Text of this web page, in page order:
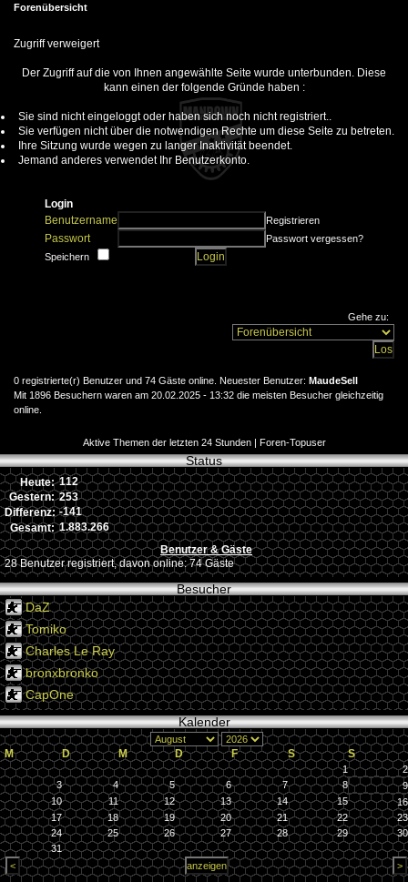
Forenübersicht
Zugriff verweigert
Der Zugriff auf die von Ihnen angewählte Seite wurde unterbunden. Diese
kann einen der folgende Gründe haben :
Sie sind nicht eingeloggt oder haben sich noch nicht registriert..
Sie verfügen nicht über die notwendigen Rechte um diese Seite zu betreten.
Ihre Sitzung wurde wegen zu langer Inaktivität beendet.
Jemand anderes verwendet Ihr Benutzerkonto.
Login
Benutzername
Registrieren
Passwort
Passwort vergessen?
Speichern
Gehe zu:
0 registrierte(r) Benutzer und 74 Gäste online. Neuester Benutzer: MaudeSell
Mit 1896 Besuchern waren am 20.02.2025 - 13:32 die meisten Besucher gleichzeitig
online.
Aktive Themen der letzten 24 Stunden| Foren-Topuser
Status
Heute: 112
Gestern: 253
Differenz: -141
Gesamt: 1.883.266
Benutzer & Gäste
28 Benutzer registriert, davon online: 74 Gäste
Besucher
DaZ
Tomiko
Charles Le Ray
bronxbronko
CapOne
Kalender
M D M D F S S
1
2
3
4 5 6 7 8
9
10
11 12 13 14 15
16
17
18 19 20 21 22
23
24
25 26 27 28 29
30
31